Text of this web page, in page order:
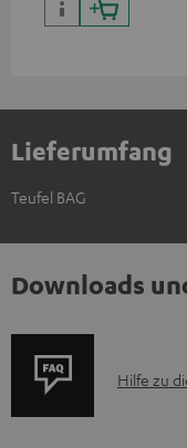
Lieferumfang
Teufel BAG
Downloads
P
Hilfe zu